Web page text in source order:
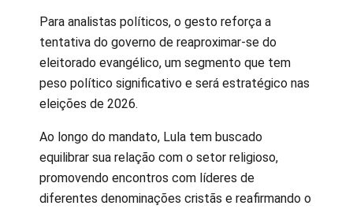
Para analistas políticos, o gesto reforça a
tentativa do governo de reaproximar-se do
eleitorado evangélico, um segmento que tem
peso político significativo e será estratégico nas
eleições de 2026.
Ao longo do mandato, Lula tem buscado
equilibrar sua relação com o setor religioso,
promovendo encontros com líderes de
diferentes denominações cristãs e reafirmando o